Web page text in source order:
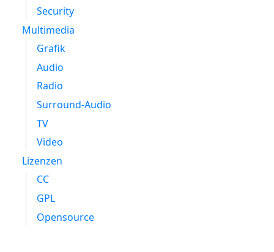
Security
Multimedia
Grafik
Audio
Radio
Surround-Audio
TV
Video
Lizenzen
CC
GPL
Opensource